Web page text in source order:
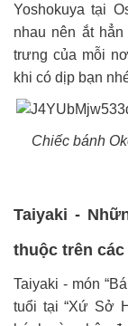
Yoshokuya tại
nhau nên ắt
trưng của mỗi
khi có dịp bạn
Chiếc bánh
Taiyaki -
thuộc trên
Taiyaki - món
tuổi tại “Xứ Sở